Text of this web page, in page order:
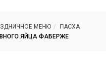
МЕНЮ
ПАСХА
ЯЙЦА ФАБЕРЖЕ